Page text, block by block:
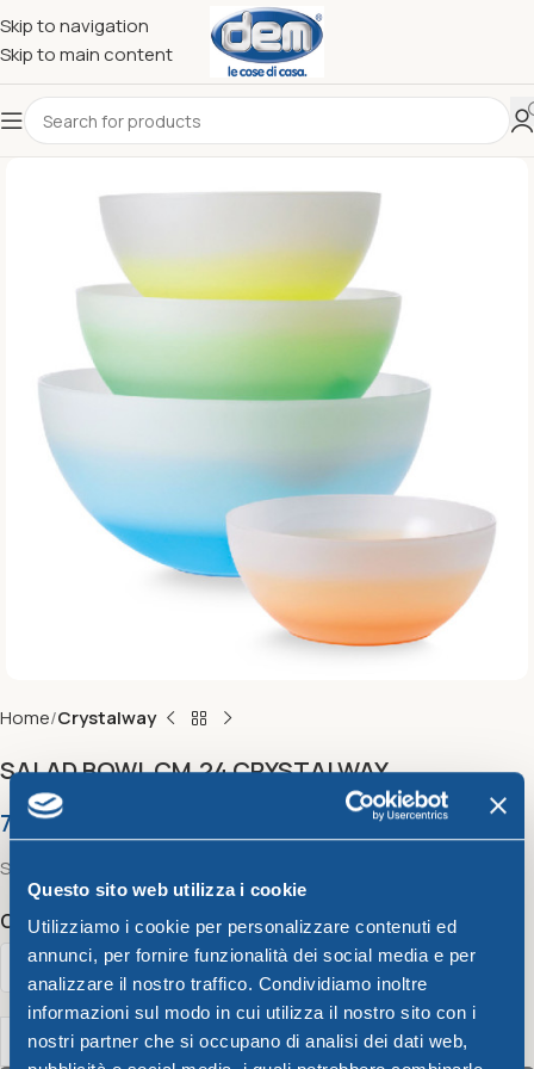
Questo sito web utilizza i cookie
Utilizziamo i cookie per personalizzare contenuti ed
annunci, per fornire funzionalità dei social media e per
analizzare il nostro traffico. Condividiamo inoltre
informazioni sul modo in cui utilizza il nostro sito con i
nostri partner che si occupano di analisi dei dati web,
Skip to navigation
Skip to main content
Home Crystalway
SALAD BOWL CM.24 CRYSTALWAY
7,79€
Salad bowl Cm.24 Crystalway
Color